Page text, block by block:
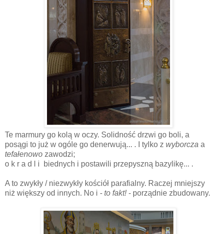
Te marmury go kolą w oczy. Solidność drzwi go boli, a
posągi to już w ogóle go denerwują... . I tylko z wyborcza a
tefałenowo zawodzi;
o k r a d l i biednych i postawili przepyszną bazylikę... .
A to zwykły / niezwykły kościół parafialny. Raczej mniejszy
niż większy od innych. No i - to fakt! - porządnie zbudowany.